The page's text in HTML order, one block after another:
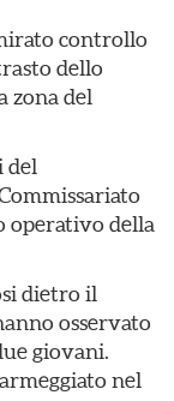
controllo
dello
zona del
del
operativo della
dietro il
osservato
giovani.
nel